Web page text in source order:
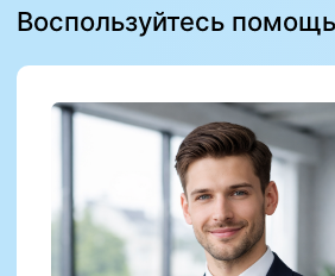
Воспользуйтесь